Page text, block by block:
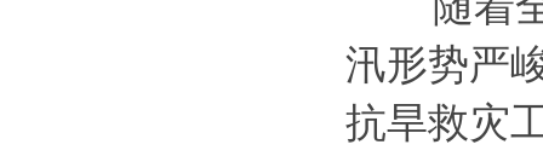
汛形势严
抗旱救灾